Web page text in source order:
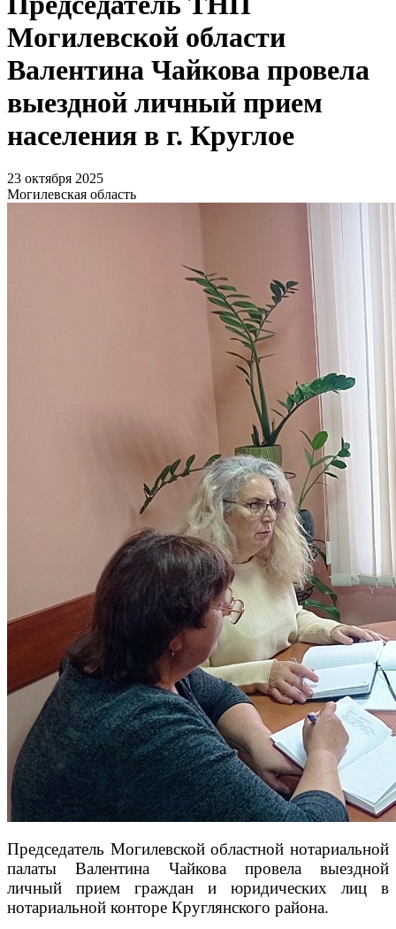
Могилевской области
Валентина Чайкова провела
выездной личный прием
населения в г. Круглое
23 октября 2025
Могилевская область
Председатель Могилевской областной нотариальной
палаты Валентина Чайкова провела выездной
личный прием граждан и юридических лиц в
нотариальной конторе Круглянского района.